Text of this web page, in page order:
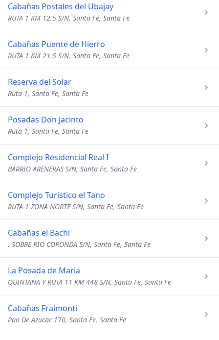
Cabañas Postales del Ubajay
RUTA 1 KM 12.5 S/N, Santa Fe, Santa Fe
Cabañas Puente de Hierro
RUTA 1 KM 21.5 S/N, Santa Fe, Santa Fe
Reserva del Solar
Ruta 1, Santa Fe, Santa Fe
Posadas Don Jacinto
Ruta 1, Santa Fe, Santa Fe
Complejo Residencial Real I
BARRIO ARENERAS S/N, Santa Fe, Santa Fe
Complejo Turistico el Tano
RUTA 1 ZONA NORTE S/N, Santa Fe, Santa Fe
Cabañas el Bachi
. SOBRE RIO CORONDA S/N, Santa Fe, Santa Fe
La Posada de Maria
QUINTANA Y RUTA 11 KM 448 S/N, Santa Fe, Santa Fe
Cabañas Fraimonti
Pan De Azucar 170, Santa Fe, Santa Fe